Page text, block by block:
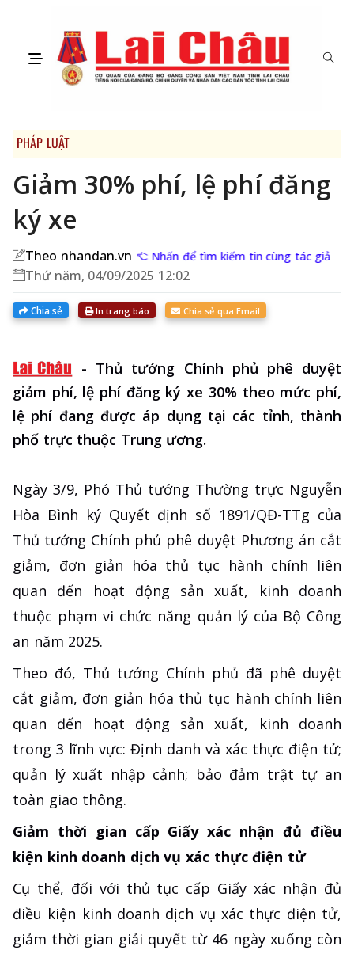
PHÁP LUẬT
Giảm 30% phí, lệ phí đăng
ký xe
Theo nhandan.vn Nhấn để tìm kiếm tin cùng tác giả
Thứ năm, 04/09/2025 12:02
Chia sẻ In trang báo Chia sẻ qua Email
- Thủ tướng Chính phủ phê duyệt
giảm phí, lệ phí đăng ký xe 30% theo mức phí,
lệ phí đang được áp dụng tại các tỉnh, thành
phố trực thuộc Trung ương.
Ngày 3/9, Phó Thủ tướng Thường trực Nguyễn
Hòa Bình ký Quyết định số 1891/QĐ-TTg của
Thủ tướng Chính phủ phê duyệt Phương án cắt
giảm, đơn giản hóa thủ tục hành chính liên
quan đến hoạt động sản xuất, kinh doanh
thuộc phạm vi chức năng quản lý của Bộ Công
an năm 2025.
Theo đó, Thủ tướng Chính phủ đã phê duyệt
cắt giảm, đơn giản hóa thủ tục hành chính liên
quan đến hoạt động sản xuất, kinh doanh
trong 3 lĩnh vực: Định danh và xác thực điện tử;
quản lý xuất nhập cảnh; bảo đảm trật tự an
toàn giao thông.
Giảm thời gian cấp Giấy xác nhận đủ điều
kiện kinh doanh dịch vụ xác thực điện tử
Cụ thể, đối với thủ tục cấp Giấy xác nhận đủ
điều kiện kinh doanh dịch vụ xác thực điện tử,
giảm thời gian giải quyết từ 46 ngày xuống còn